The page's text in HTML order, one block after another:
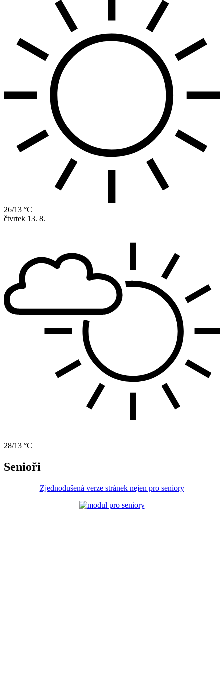
26/13 °C
čtvrtek 13. 8.
28/13 °C
Senioři
Zjednodušená verze stránek nejen pro seniory